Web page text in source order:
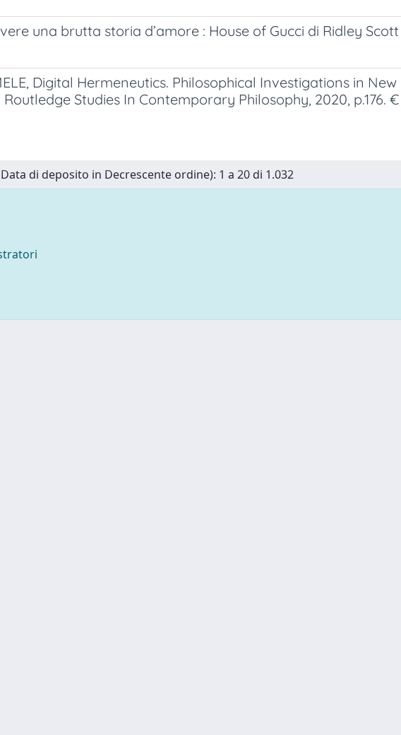
una brutta storia d’amore : House of Gucci di Ridley Scott
Digital Hermeneutics. Philosophical Investigations in New
Studies In Contemporary Philosophy, 2020, p.176. €
di deposito in Decrescente ordine): 1 a 20 di 1.032